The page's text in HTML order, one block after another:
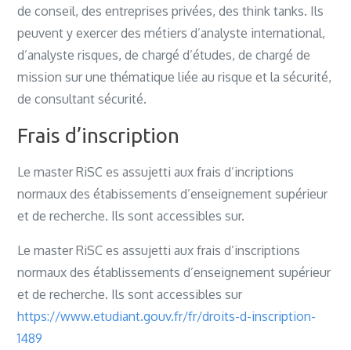
de conseil, des entreprises privées, des think tanks. Ils
peuvent y exercer des métiers d’analyste international,
d’analyste risques, de chargé d’études, de chargé de
mission sur une thématique liée au risque et la sécurité,
de consultant sécurité.
Frais d’inscription
Le master RiSC es assujetti aux frais d’incriptions
normaux des étabissements d’enseignement supérieur
et de recherche. Ils sont accessibles sur.
Le master RiSC es assujetti aux frais d’inscriptions
normaux des établissements d’enseignement supérieur
et de recherche. Ils sont accessibles sur
https://www.etudiant.gouv.fr/fr/droits-d-inscription-
1489